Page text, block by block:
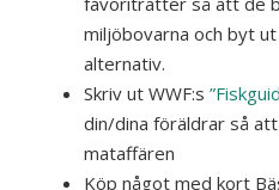
miljöbovarna och byt
alternativ.
Skriv ut WWF:s
din/dina föräldrar så
mataffären
Köp något med kort